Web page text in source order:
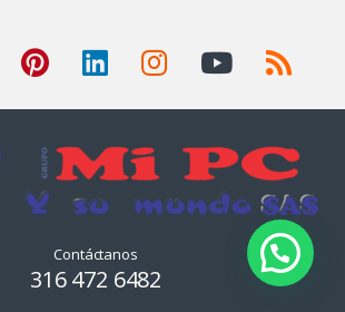
Contáctanos
316 472 6482